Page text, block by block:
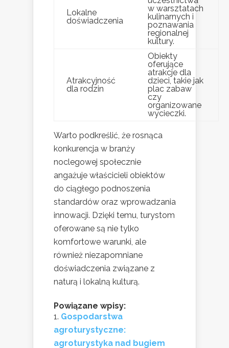
Lokalne
doświadczenia
w warsztatach
kulinarnych i
poznawania
regionalnej
kultury.
Atrakcyjność
dla rodzin
Obiekty
oferujące
atrakcje dla
dzieci, takie jak
plac zabaw
czy
organizowane
wycieczki.
Warto podkreślić, że rosnąca
konkurencja w branży
noclegowej społecznie
angażuje właścicieli obiektów
do ciągłego podnoszenia
standardów oraz wprowadzania
innowacji. Dzięki temu, turystom
oferowane są nie tylko
komfortowe warunki, ale
również niezapomniane
doświadczenia związane z
naturą i lokalną kulturą.
Powiązane wpisy:
Gospodarstwa
agroturystyczne:
agroturystyka nad bugiem